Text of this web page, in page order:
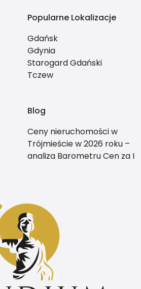
Popularne Lokalizacje
Gdańsk
Gdynia
Starogard Gdański
Tczew
Blog
Ceny nieruchomości w
Trójmieście w 2026 roku –
analiza Barometru Cen za I